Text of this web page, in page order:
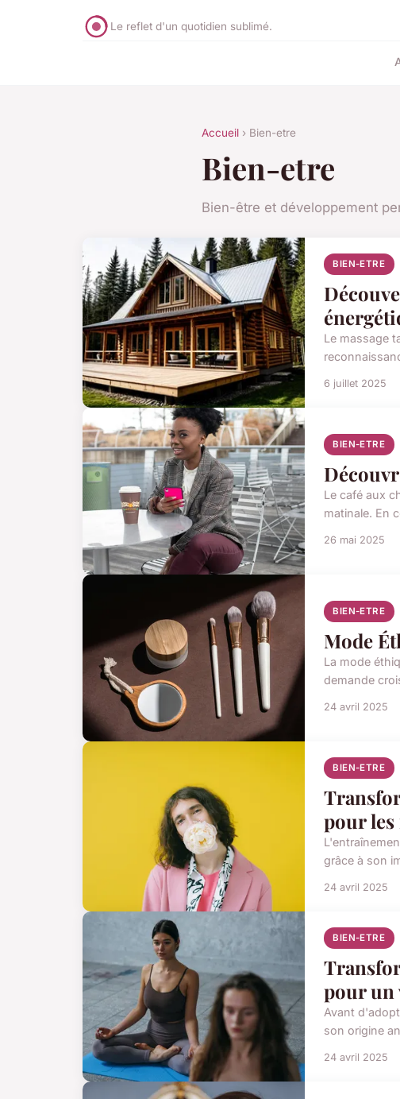
Le reflet d'un quotidien sublimé.
Accueil › Bien-etre
Bien-etre
Bien-être et développement
BIEN-ETRE
Le massage
6 juillet 2025
BIEN-ETRE
Le café aux
matinale. En
26 mai 2025
BIEN-ETRE
Mode
La mode
demande
24 avril 2025
BIEN-ETRE
pour
grâce à son
24 avril 2025
BIEN-ETRE
pour un
Avant
son origine
24 avril 2025